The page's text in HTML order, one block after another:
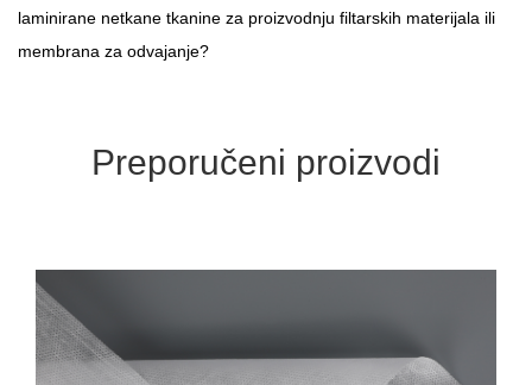
laminirane netkane tkanine za proizvodnju filtarskih materijala ili
membrana za odvajanje?
Preporučeni proizvodi